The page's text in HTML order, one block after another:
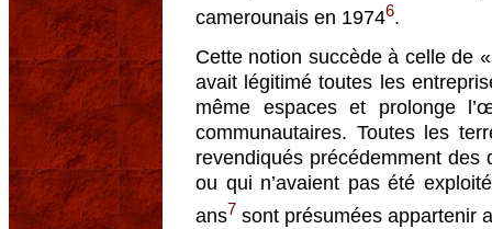
camerounais en 19746.
Cette notion succède à celle de
avait légitimé toutes les
même espaces et prolonge
communautaires. Toutes les
revendiqués précédemment
ou qui n’avaient pas été
ans7 sont présumées appartenir